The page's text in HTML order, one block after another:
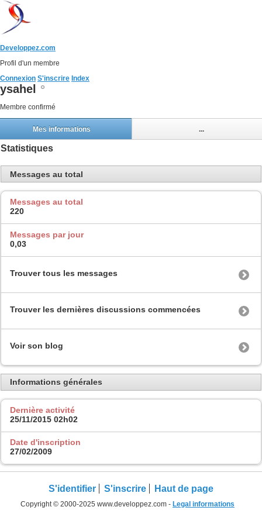
Developpez.com
Profil d'un membre
Connexion S'inscrire Index
ysahel
Membre confirmé
Mes informations ...
Statistiques
Messages au total
Messages au total
220
Messages par jour
0,03
Trouver tous les messages
Trouver les dernières discussions commencées
Voir son blog
Informations générales
Dernière activité
25/11/2015 02h02
Date d'inscription
27/02/2009
S'identifier S'inscrire Haut de page
Copyright © 2000-2025 www.developpez.com - Legal informations